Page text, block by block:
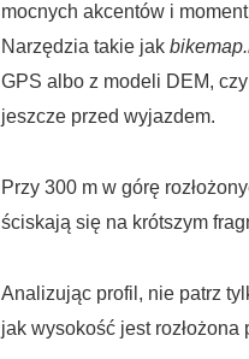
mocnych akcentów i
Narzędzia takie jak
GPS albo z modeli DEM,
jeszcze przed wyjazdem.
Przy 300 m w górę
ściskają się na krótszym
Analizując profil, nie patrz
jak wysokość jest rozłożona